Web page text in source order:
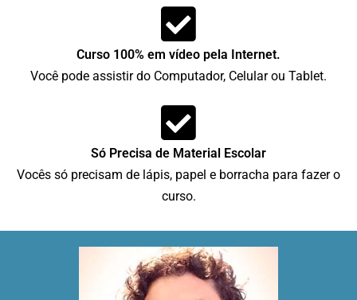
Curso 100% em vídeo pela Internet.
Você pode assistir do Computador, Celular ou Tablet.
Só Precisa de Material Escolar
Vocês só precisam de lápis, papel e borracha para fazer o
curso.